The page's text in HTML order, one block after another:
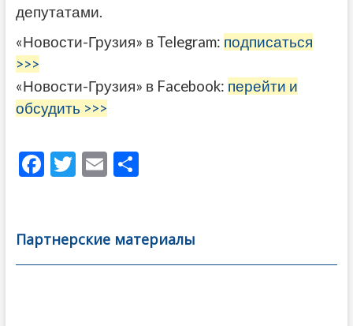
депутатами.
«Новости-Грузия» в Telegram: подписаться
>>>
«Новости-Грузия» в Facebook: перейти и
обсудить >>>
F
b
o
T
er
E
l
О
а
в
Партнерские материалы